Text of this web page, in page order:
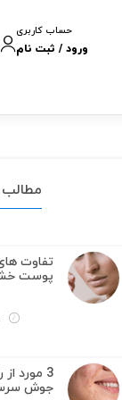
حساب کاربری
ورود / ثبت نام
تفاوت
پوست
3 مورد
جوش